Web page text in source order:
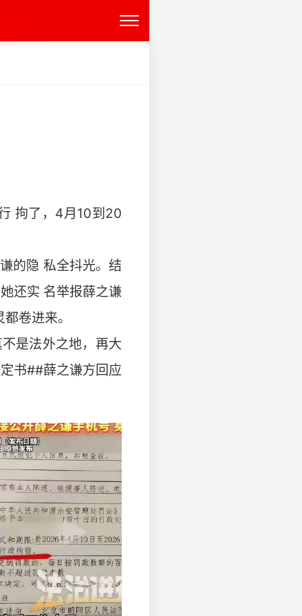
拘了，4月10到20
的隐 私全抖光。结
还实 名举报薛之谦
卷进来。
是法外之地，再大
书##薛之谦方回应